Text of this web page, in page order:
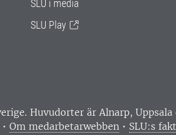
SLU i media
SLU Play
Huvudorter är Alnarp, Uppsala
Om medarbetarwebben • SLU:s